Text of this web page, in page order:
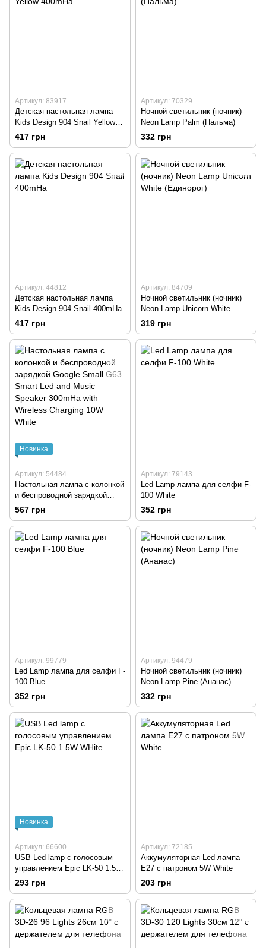
Артикул: 83917
Детская настольная лампа
Kids Design 904 Snail Yellow
400mHa
417 грн
Артикул: 70329
Ночной светильник (ночник)
Neon Lamp Palm (Пальма)
332 грн
Артикул: 44812
Детская настольная лампа
Kids Design 904 Snail 400mHa
417 грн
Артикул: 84709
Ночной светильник (ночник)
Neon Lamp Unicorn White
(Единорог)
319 грн
Новинка
Артикул: 54484
Настольная лампа с колонкой
и беспроводной зарядкой
Google Small G63 Smart Led
and Music Speaker 300mHa
with Wireless Charging 10W
White
567 грн
Артикул: 79143
Led Lamp лампа для селфи F-
100 White
352 грн
Артикул: 99779
Led Lamp лампа для селфи F-
100 Blue
352 грн
Артикул: 94479
Ночной светильник (ночник)
Neon Lamp Pine (Ананас)
332 грн
Новинка
Артикул: 66600
USB Led lamp с голосовым
управлением Epic LK-50 1.5W
WHite
293 грн
Артикул: 72185
Аккумуляторная Led лампа
E27 с патроном 5W White
203 грн